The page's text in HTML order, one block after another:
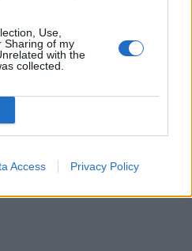
Use,
Sharing of my
with the
collected.
Access Privacy Policy
για τη 13χρονη